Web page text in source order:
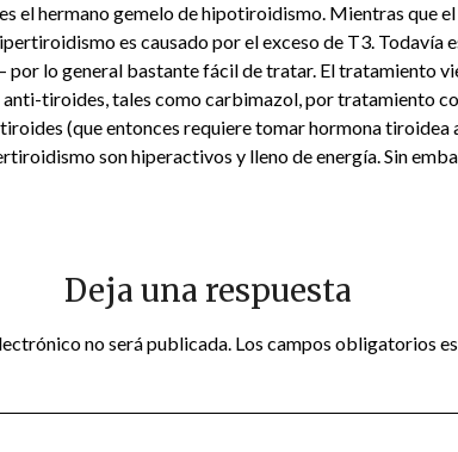
el hermano gemelo de hipotiroidismo. Mientras que
es causado por el exceso de T3. Todavía
por lo general bastante fácil de tratar. El tratamiento
tiroides, tales como carbimazol, por tratamiento
(que entonces requiere tomar hormona
son hiperactivos y lleno de energía. Sin
Deja una respuesta
no será publicada. Los campos obligatorios